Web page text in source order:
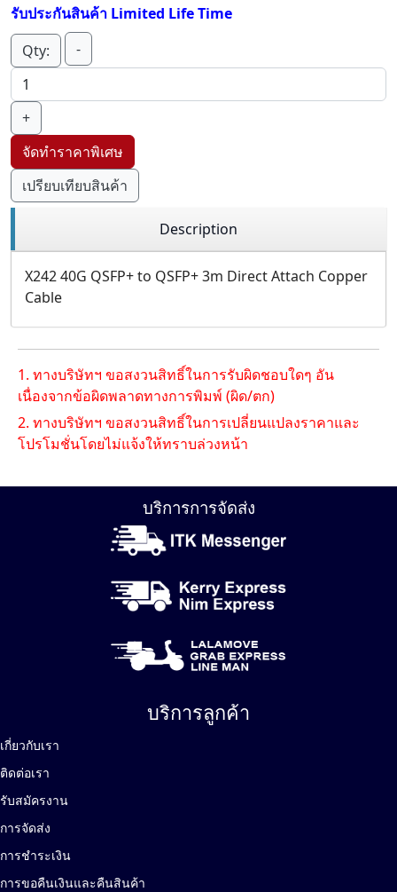
รับประกันสินค้า Limited Life Time
Qty:
-
+
จัดทำราคาพิเศษ
เปรียบเทียบสินค้า
Description
X242 40G QSFP+ to QSFP+ 3m Direct Attach Copper
Cable
1. ทางบริษัทฯ ขอสงวนสิทธิ์ในการรับผิดชอบใดๆ อัน
เนื่องจากข้อผิดพลาดทางการพิมพ์ (ผิด/ตก)
2. ทางบริษัทฯ ขอสงวนสิทธิ์ในการเปลี่ยนแปลงราคาและ
โปรโมชั่นโดยไม่แจ้งให้ทราบล่วงหน้า
บริการการจัดส่ง
บริการลูกค้า
เกี่ยวกับเรา
ติดต่อเรา
รับสมัครงาน
การจัดส่ง
การชำระเงิน
การขอคืนเงินและคืนสินค้า